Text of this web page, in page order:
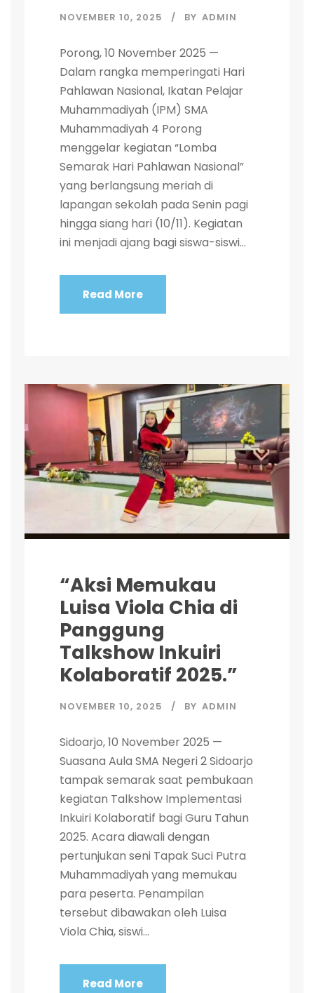
NOVEMBER 10, 2025 BY ADMIN
Porong, 10 November 2025 —
Dalam rangka memperingati Hari
Pahlawan Nasional, Ikatan Pelajar
Muhammadiyah (IPM) SMA
Muhammadiyah 4 Porong
menggelar kegiatan “Lomba
Semarak Hari Pahlawan Nasional”
yang berlangsung meriah di
lapangan sekolah pada Senin pagi
hingga siang hari (10/11). Kegiatan
ini menjadi ajang bagi siswa-siswi...
Read More
“Aksi Memukau
Luisa Viola Chia di
Panggung
Talkshow Inkuiri
Kolaboratif 2025.”
NOVEMBER 10, 2025 BY ADMIN
Sidoarjo, 10 November 2025 —
Suasana Aula SMA Negeri 2 Sidoarjo
tampak semarak saat pembukaan
kegiatan Talkshow Implementasi
Inkuiri Kolaboratif bagi Guru Tahun
2025. Acara diawali dengan
pertunjukan seni Tapak Suci Putra
Muhammadiyah yang memukau
para peserta. Penampilan
tersebut dibawakan oleh Luisa
Viola Chia, siswi...
Read More